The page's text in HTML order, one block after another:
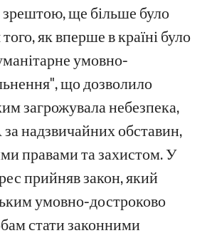
зрештою, ще більше було
як вперше в країні було
умовно-
що дозволило
загрожувала небезпека,
надзвичайних обставин,
правами та захистом. У
прийняв закон, який
умовно-достроково
стати законними